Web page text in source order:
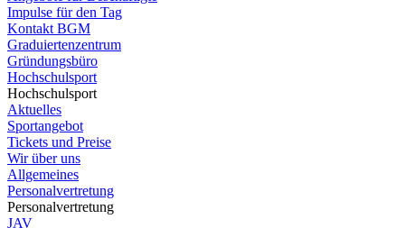
Impulse für den Tag
Kontakt BGM
Graduiertenzentrum
Gründungsbüro
Hochschulsport
Hochschulsport
Aktuelles
Sportangebot
Tickets und Preise
Wir über uns
Allgemeines
Personalvertretung
Personalvertretung
JAV